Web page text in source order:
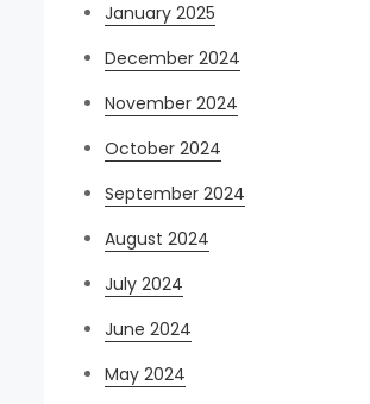
January 2025
December 2024
November 2024
October 2024
September 2024
August 2024
July 2024
June 2024
May 2024